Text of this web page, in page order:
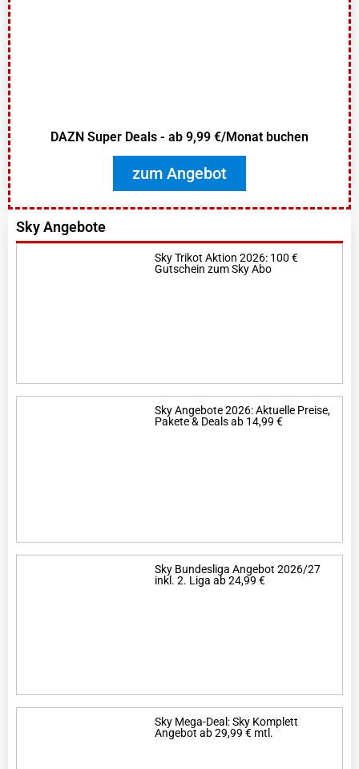
DAZN Super Deals - ab 9,99 €/Monat buchen
zum Angebot
Sky Angebote
Sky Trikot Aktion 2026: 100 €
Gutschein zum Sky Abo
Sky Angebote 2026: Aktuelle Preise,
Pakete & Deals ab 14,99 €
Sky Bundesliga Angebot 2026/27
inkl. 2. Liga ab 24,99 €
Sky Mega-Deal: Sky Komplett
Angebot ab 29,99 € mtl.